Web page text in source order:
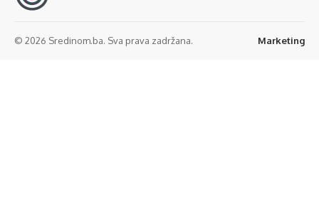
© 2026 Sredinom.ba. Sva prava zadržana. Marketing